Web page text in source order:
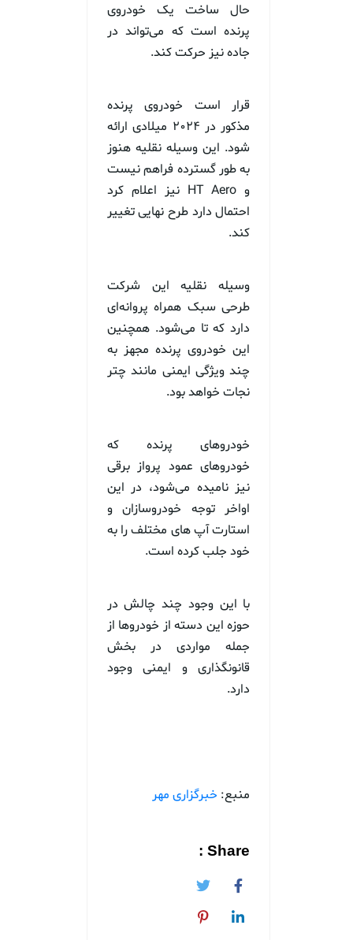
حال ساخت یک خودروی
پرنده است که می‌تواند در
جاده نیز حرکت کند.
قرار است خودروی پرنده
مذکور در ۲۰۲۴ میلادی ارائه
شود. این وسیله نقلیه هنوز
به طور گسترده فراهم نیست
و HT Aero نیز اعلام کرد
احتمال دارد طرح نهایی تغییر
کند.
وسیله نقلیه این شرکت
طرحی سبک همراه پروانه‌ای
دارد که تا می‌شود. همچنین
این خودروی پرنده مجهز به
چند ویژگی ایمنی مانند چتر
نجات خواهد بود.
خودروهای پرنده که
خودروهای عمود پرواز برقی
نیز نامیده می‌شود، در این
اواخر توجه خودروسازان و
استارت آپ های مختلف را به
خود جلب کرده است.
با این وجود چند چالش در
حوزه این دسته از خودروها از
جمله مواردی در بخش
قانونگذاری و ایمنی وجود
دارد.
منبع: خبرگزاری مهر
Share :